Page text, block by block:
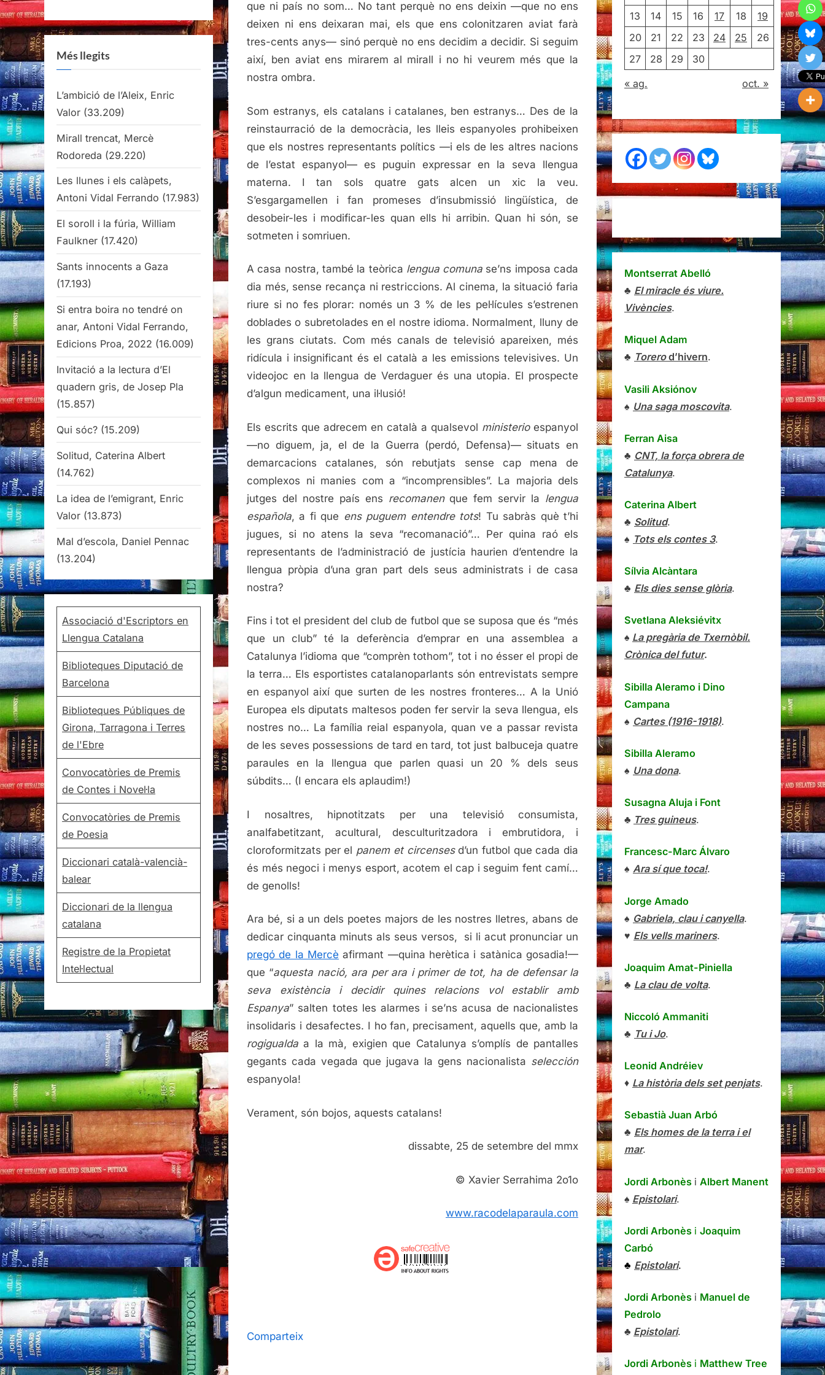
que ni país no som… No tant perquè no ens deixin —que no ens
deixen ni ens deixaran mai, els que ens colonitzaren aviat farà
tres-cents anys— sinó perquè no ens decidim a decidir. Si seguim
així, ben aviat ens mirarem al mirall i no hi veurem més que la
nostra ombra.
Som estranys, els catalans i catalanes, ben estranys… Des de la
reinstaurració de la democràcia, les lleis espanyoles prohibeixen
que els nostres representants polítics —i els de les altres nacions
de l’estat espanyol— es puguin expressar en la seva llengua
materna. I tan sols quatre gats alcen un xic la veu.
S’esgargamellen i fan promeses d’insubmissió lingüística, de
desobeir-les i modificar-les quan ells hi arribin. Quan hi són, se
sotmeten i somriuen.
A casa nostra, també la teòrica lengua comuna se’ns imposa cada
dia més, sense recança ni restriccions. Al cinema, la situació faria
riure si no fes plorar: només un 3 % de les pel·lícules s’estrenen
doblades o subretolades en el nostre idioma. Normalment, lluny de
les grans ciutats. Com més canals de televisió apareixen, més
ridícula i insignificant és el català a les emissions televisives. Un
videojoc en la llengua de Verdaguer és una utopia. El prospecte
d’algun medicament, una il·lusió!
Els escrits que adrecem en català a qualsevol ministerioespanyol
—no diguem, ja, el de la Guerra (perdó, Defensa)— situats en
demarcacions catalanes, són rebutjats sense cap mena de
complexos ni manies com a “incomprensibles”. La majoria dels
jutges del nostre país ens recomanenque fem servir la lengua
española, a fi que ens puguem entendre tots! Tu sabràs què t’hi
jugues, si no atens la seva “recomanació”… Per quina raó els
representants de l’administració de justícia haurien d’entendre la
llengua pròpia d’una gran part dels seus administrats i de casa
nostra?
Fins i tot el president del club de futbol que se suposa que és “més
que un club” té la deferència d’emprar en una assemblea a
Catalunya l’idioma que “comprèn tothom”, tot i no ésser el propi de
la terra… Els esportistes catalanoparlants són entrevistats sempre
en espanyol així que surten de les nostres fronteres… A la Unió
Europea els diputats maltesos poden fer servir la seva llengua, els
nostres no… La família reial espanyola, quan ve a passar revista
de les seves possessions de tard en tard, tot just balbuceja quatre
paraules en la llengua que parlen quasi un 20 % dels seus
súbdits… (I encara els aplaudim!)
I nosaltres, hipnotitzats per una televisió consumista,
analfabetitzant, acultural, desculturitzadora i embrutidora, i
cloroformitzats per el panem et circensesd’un futbol que cada dia
és més negoci i menys esport, acotem el cap i seguim fent camí…
de genolls!
Ara bé, si a un dels poetes majors de les nostres lletres, abans de
dedicar cinquanta minuts als seus versos, si li acut pronunciar un
pregó de la Mercè afirmant —quina herètica i satànica gosadia!—
que “aquesta nació, ara per ara i primer de tot, ha de defensar la
seva existència i decidir quines relacions vol establir amb
Espanya” salten totes les alarmes i se’ns acusa de nacionalistes
insolidaris i desafectes. I ho fan, precisament, aquells que, amb la
rogigualda a la mà, exigien que Catalunya s’omplís de pantalles
gegants cada vegada que jugava la gens nacionalista selección
espanyola!
Verament, són bojos, aquests catalans!
dissabte, 25 de setembre del mmx
© Xavier Serrahima 2o1o
www.racodelaparaula.com
Comparteix
Més llegits
L’ambició de l’Aleix, Enric
Valor (33.209)
Mirall trencat, Mercè
Rodoreda (29.220)
Les llunes i els calàpets,
Antoni Vidal Ferrando (17.983)
El soroll i la fúria, William
Faulkner (17.420)
Sants innocents a Gaza
(17.193)
Si entra boira no tendré on
anar, Antoni Vidal Ferrando,
Edicions Proa, 2022 (16.009)
Invitació a la lectura d’El
quadern gris, de Josep Pla
(15.857)
Qui sóc? (15.209)
Solitud, Caterina Albert
(14.762)
La idea de l’emigrant, Enric
Valor (13.873)
Mal d’escola, Daniel Pennac
(13.204)
Associació d'Escriptors en
Llengua Catalana
Biblioteques Diputació de
Barcelona
Biblioteques Públiques de
Girona, Tarragona i Terres
de l'Ebre
Convocatòries de Premis
de Contes i Novel·la
Convocatòries de Premis
de Poesia
Diccionari català-valencià-
balear
Diccionari de la llengua
catalana
Registre de la Propietat
Intel·lectual
13
14 15 16 17 18
19
20
21 22 23 24 25
26
27
28 29 30
« ag. oct. »
Montserrat Abelló
♣ El miracle és viure.
Vivències.
Miquel Adam
♣ Torerod’hivern.
Vasili Aksiónov
♠ Una saga moscovita.
Ferran Aisa
♣ CNT, la força obrera de
Catalunya.
Caterina Albert
♣ Solitud.
♠ Tots els contes 3.
Sílvia Alcàntara
♣ Els dies sense glòria.
Svetlana Aleksiévitx
♠ La pregària de Txernòbil.
Crònica del futur.
Sibilla Aleramo i Dino
Campana
♠ Cartes (1916-1918).
Sibilla Aleramo
♠ Una dona.
Susagna Aluja i Font
♣ Tres guineus.
Francesc-Marc Álvaro
♠ Ara sí que toca!.
Jorge Amado
♠ Gabriela, clau i canyella.
♥ Els vells mariners.
Joaquim Amat-Piniella
♣ La clau de volta.
Niccoló Ammaniti
♣ Tu i Jo.
Leonid Andréiev
♦ La història dels set penjats.
Sebastià Juan Arbó
♣ Els homes de la terra i el
mar.
Jordi Arbonès i Albert Manent
♠ Epistolari.
Jordi Arbonès i Joaquim
Carbó
♣ Epistolari.
Jordi Arbonès i Manuel de
Pedrolo
♣ Epistolari.
Jordi Arbonès i Matthew Tree